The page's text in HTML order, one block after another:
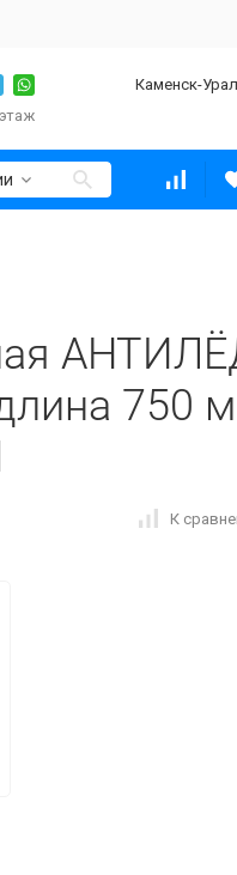
Каменск-
750
К